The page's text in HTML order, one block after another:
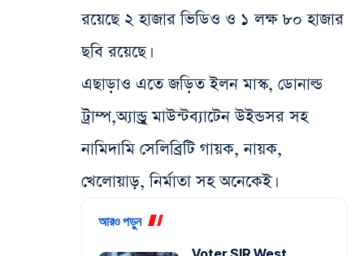
রয়েছে ২ হাজার ভিডিও ও ১ লক্ষ ৮০ হাজার
ছবি রয়েছে।
এছাড়াও এতে জড়িত ইলন মাস্ক, ডোনাল্ড
ট্রাম্প,অ্যান্ড্রু মাউন্টব্যাটেন উইন্ডসর সহ
নামিদামি সেলিব্রিটি গায়ক, নায়ক,
খেলোয়াড়, নির্মাতা সহ অনেকেই।
আরও পড়ুন